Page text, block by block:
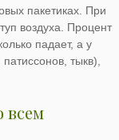
пакетиках. При
воздуха. Процент
падает, а у
патиссонов, тыкв),
всем